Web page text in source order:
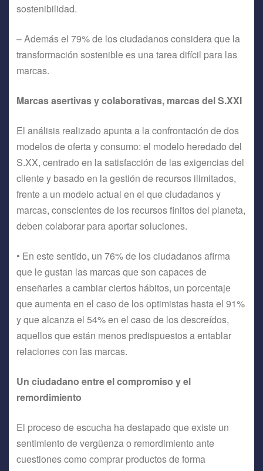
sostenibilidad.
– Además el 79% de los ciudadanos considera que la
transformación sostenible es una tarea difícil para las
marcas.
Marcas asertivas y colaborativas, marcas del S.XXI
El análisis realizado apunta a la confrontación de dos
modelos de oferta y consumo: el modelo heredado del
S.XX, centrado en la satisfacción de las exigencias del
cliente y basado en la gestión de recursos ilimitados,
frente a un modelo actual en el que ciudadanos y
marcas, conscientes de los recursos finitos del planeta,
deben colaborar para aportar soluciones.
• En este sentido, un 76% de los ciudadanos afirma
que le gustan las marcas que son capaces de
enseñarles a cambiar ciertos hábitos, un porcentaje
que aumenta en el caso de los optimistas hasta el 91%
y que alcanza el 54% en el caso de los descreídos,
aquellos que están menos predispuestos a entablar
relaciones con las marcas.
Un ciudadano entre el compromiso y el
remordimiento
El proceso de escucha ha destapado que existe un
sentimiento de vergüenza o remordimiento ante
cuestiones como comprar productos de forma